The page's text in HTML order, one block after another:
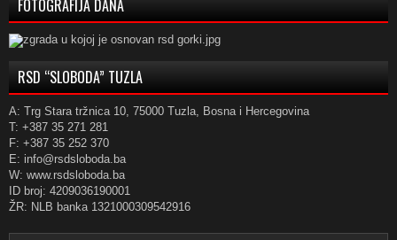
FOTOGRAFIJA DANA
RSD “SLOBODA” TUZLA
A: Trg Stara tržnica 10, 75000 Tuzla, Bosna i Hercegovina
T: +387 35 271 281
F: +387 35 252 370
E: info@rsdsloboda.ba
W: www.rsdsloboda.ba
ID broj: 4209036190001
ŽR: NLB banka 1321000309542916